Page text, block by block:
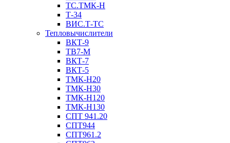
ТС.ТМК-Н
Т-34
ВИС.Т-ТС
Тепловычислители
ВКТ-9
ТВ7-М
ВКТ-7
ВКТ-5
ТМК-Н20
ТМК-Н30
ТМК-Н120
ТМК-Н130
СПТ 941.20
СПТ944
СПТ961.2